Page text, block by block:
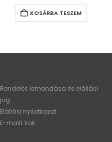
KOSÁRBA TESZEM
Rendelés lemondása és elállási
jog
Elállási nyilatkozat
E-mailt írok